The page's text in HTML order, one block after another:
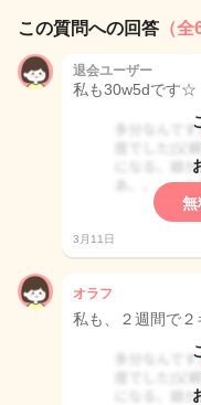
この質問への回答 （全
退会ユーザー
私も30w5dです☆
無
3月11日
オラフ
私も、２週間で２